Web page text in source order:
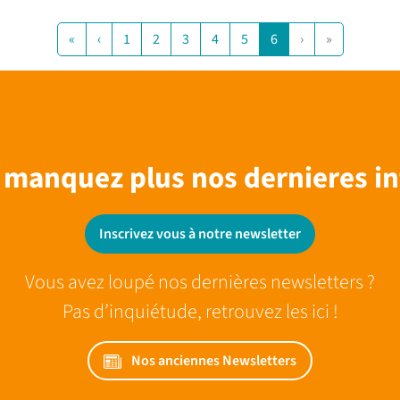
« ‹ 1 2 3 4 5 6 › »
plus nos dernieres
Inscrivez vous à notre newsletter
Vous avez loupé nos dernières newsletters ?
Pas d’inquiétude, retrouvez les ici !
Nos anciennes Newsletters